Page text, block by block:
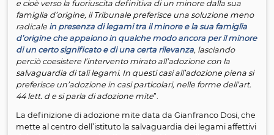
garantire una trattazione più rapida ed efficace del
della famiglia.
Continua la
L’adozione mite a diciotto anni dalla
sperimentazione - Ricostruzione storica ed
evoluzione nel tempo